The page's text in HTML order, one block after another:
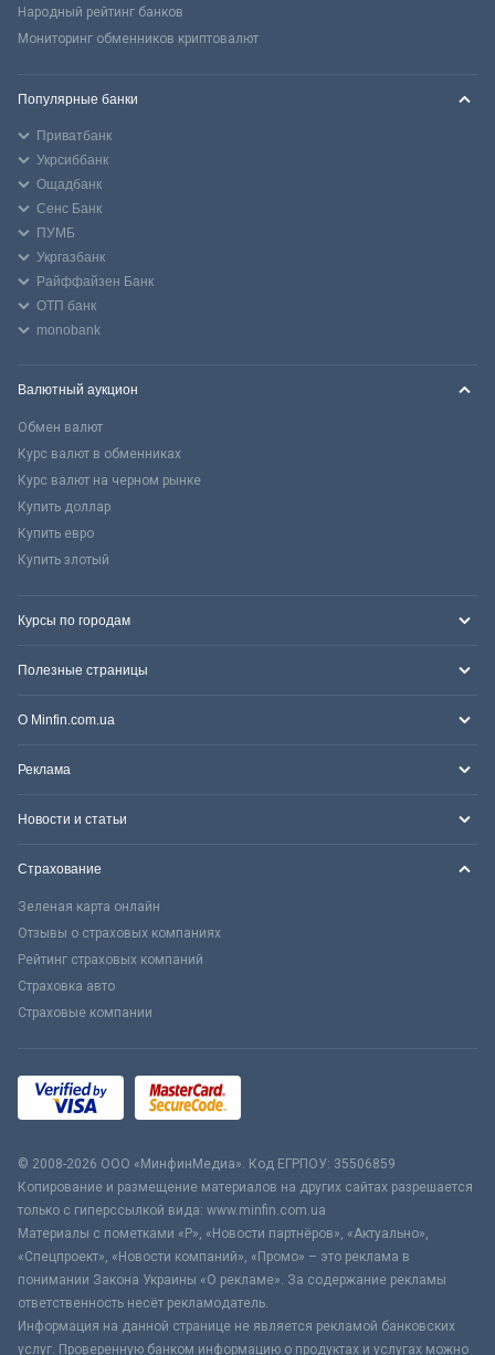
Народный рейтинг банков
Мониторинг обменников криптовалют
Популярные банки
Приватбанк
Укрсиббанк
Ощадбанк
Сенс Банк
ПУМБ
Укргазбанк
Райффайзен Банк
ОТП банк
monobank
Валютный аукцион
Обмен валют
Курс валют в обменниках
Курс валют на черном рынке
Купить доллар
Купить евро
Купить злотый
Курсы по городам
Полезные страницы
О Minfin.com.ua
Реклама
Новости и статьи
Страхование
Зеленая карта онлайн
Отзывы о страховых компаниях
Рейтинг страховых компаний
Страховка авто
Страховые компании
© 2008-2026 ООО «МинфинМедиа». Код ЕГРПОУ: 35506859
Копирование и размещение материалов на других сайтах разрешается
только с гиперссылкой вида: www.minfin.com.ua
Материалы с пометками «Р», «Новости партнёров», «Актуально»,
«Спецпроект», «Новости компаний», «Промо» – это реклама в
понимании Закона Украины «О рекламе». За содержание рекламы
ответственность несёт рекламодатель.
Информация на данной странице не является рекламой банковских
услуг. Проверенную банком информацию о продуктах и услугах можно